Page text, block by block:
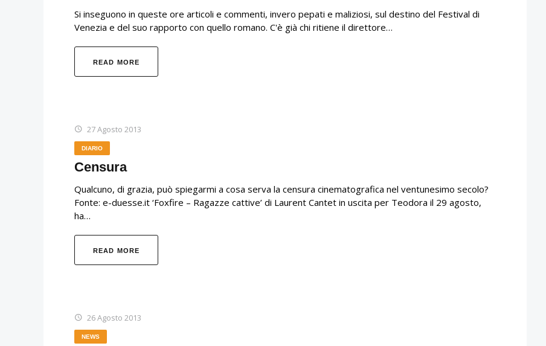
Si inseguono in queste ore articoli e commenti, invero pepati e maliziosi, sul destino del Festival di
Venezia e del suo rapporto con quello romano. C'è già chi ritiene il direttore…
READ MORE
27 Agosto 2013
DIARIO
Censura
Qualcuno, di grazia, può spiegarmi a cosa serva la censura cinematografica nel ventunesimo secolo?
Fonte: e-duesse.it ‘Foxfire – Ragazze cattive’ di Laurent Cantet in uscita per Teodora il 29 agosto,
ha…
READ MORE
26 Agosto 2013
NEWS